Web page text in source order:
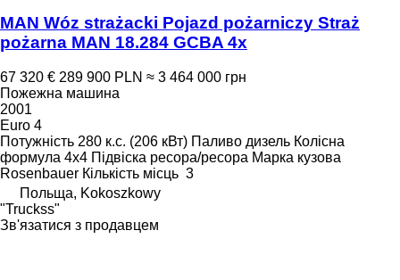
MAN Wóz strażacki Pojazd pożarniczy Straż
pożarna MAN 18.284 GCBA 4x
67 320 € 289 900 PLN ≈ 3 464 000 грн
Пожежна машина
2001
Euro 4
Потужність 280 к.с. (206 кВт) Паливо дизель Колісна
формула 4x4 Підвіска ресора/ресора Марка кузова
Rosenbauer Кількість місць 3
Польща, Kokoszkowy
"Truckss"
Зв'язатися з продавцем